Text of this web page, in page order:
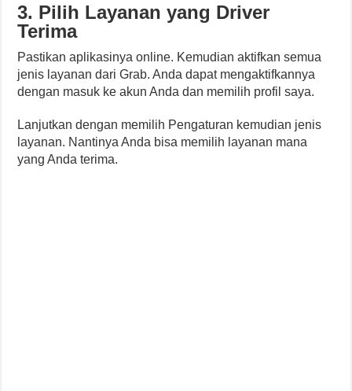
3. Pilih Layanan yang Driver
Terima
Pastikan aplikasinya online. Kemudian aktifkan semua
jenis layanan dari Grab. Anda dapat mengaktifkannya
dengan masuk ke akun Anda dan memilih profil saya.
Lanjutkan dengan memilih Pengaturan kemudian jenis
layanan. Nantinya Anda bisa memilih layanan mana
yang Anda terima.